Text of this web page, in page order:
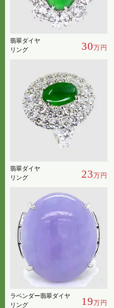
翡翠ダイヤ
リング
30万円
翡翠ダイヤ
リング
23万円
ラベンダー翡翠ダイヤ
リング
19万円